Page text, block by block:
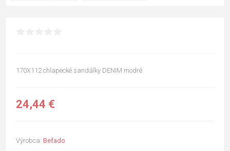
170X112 chlapecké sandálky DENIM modré
24,44 €
Výrobca: Befado